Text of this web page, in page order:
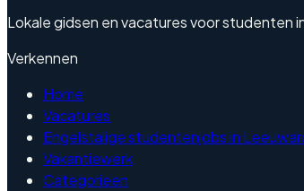
Lokale gidsen en vacatures voor studenten
Verkennen
Home
Vacatures
Engelstalige studentenjobs in
Vakantiewerk
Categorieen